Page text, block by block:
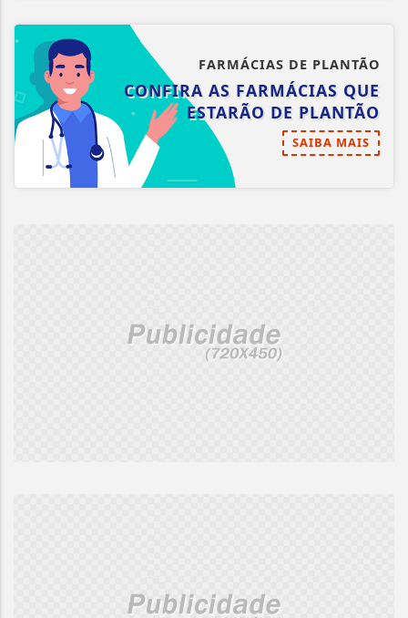
FARMÁCIAS DE PLANTÃO
CONFIRA AS FARMÁCIAS QUE
ESTARÃO DE PLANTÃO
SAIBA MAIS